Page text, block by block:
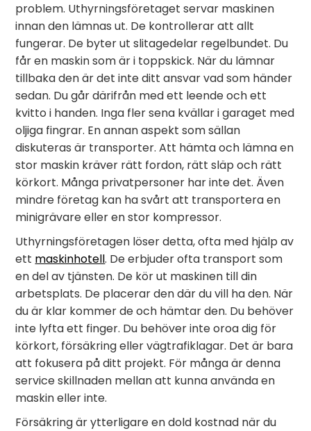
problem. Uthyrningsföretaget servar maskinen
innan den lämnas ut. De kontrollerar att allt
fungerar. De byter ut slitagedelar regelbundet. Du
får en maskin som är i toppskick. När du lämnar
tillbaka den är det inte ditt ansvar vad som händer
sedan. Du går därifrån med ett leende och ett
kvitto i handen. Inga fler sena kvällar i garaget med
oljiga fingrar. En annan aspekt som sällan
diskuteras är transporter. Att hämta och lämna en
stor maskin kräver rätt fordon, rätt släp och rätt
körkort. Många privatpersoner har inte det. Även
mindre företag kan ha svårt att transportera en
minigrävare eller en stor kompressor.
Uthyrningsföretagen löser detta, ofta med hjälp av
ett maskinhotell. De erbjuder ofta transport som
en del av tjänsten. De kör ut maskinen till din
arbetsplats. De placerar den där du vill ha den. När
du är klar kommer de och hämtar den. Du behöver
inte lyfta ett finger. Du behöver inte oroa dig för
körkort, försäkring eller vägtrafiklagar. Det är bara
att fokusera på ditt projekt. För många är denna
service skillnaden mellan att kunna använda en
maskin eller inte.
Försäkring är ytterligare en dold kostnad när du